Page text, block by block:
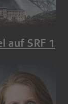
auf SRF 1